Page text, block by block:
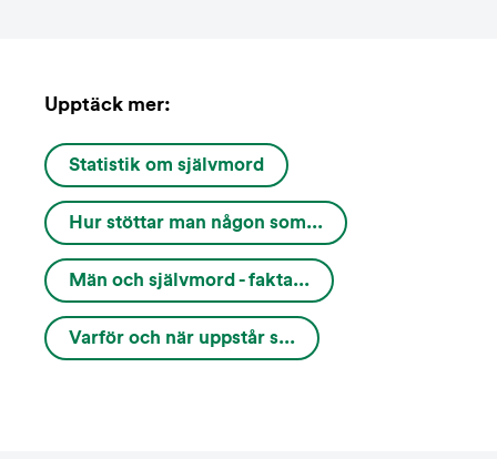
Upptäck mer:
Statistik om självmord
Hur stöttar man någon som...
Män och självmord - fakta...
Varför och när uppstår s...